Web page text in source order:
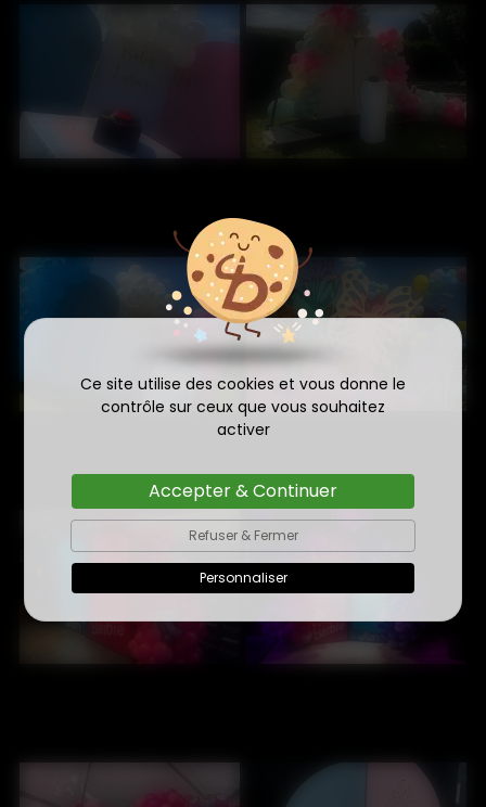
Ce site utilise des cookies et vous donne le
contrôle sur ceux que vous souhaitez
activer
Accepter & Continuer
Refuser & Fermer
Personnaliser